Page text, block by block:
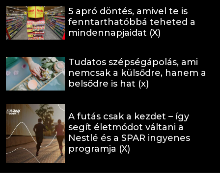
5 apró döntés, amivel te is
fenntarthatóbbá teheted a
mindennapjaidat (X)
Tudatos szépségápolás, ami
nemcsak a külsődre, hanem a
belsődre is hat (x)
A futás csak a kezdet – így
segít életmódot váltani a
Nestlé és a SPAR ingyenes
programja (X)